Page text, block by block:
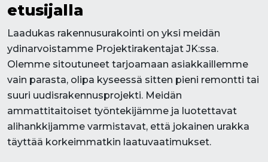
etusijalla
Laadukas rakennusurakointi on yksi meidän
ydinarvoistamme Projektirakentajat JK:ssa.
Olemme sitoutuneet tarjoamaan asiakkaillemme
vain parasta, olipa kyseessä sitten pieni remontti tai
suuri uudisrakennusprojekti. Meidän
ammattitaitoiset työntekijämme ja luotettavat
alihankkijamme varmistavat, että jokainen urakka
täyttää korkeimmatkin laatuvaatimukset.